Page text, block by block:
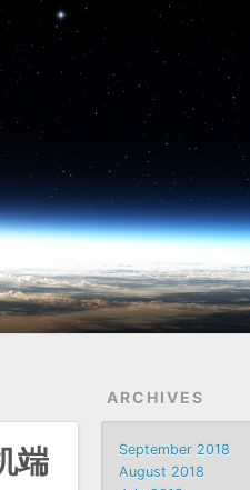
端
ARCHIVES
September 2018
August 2018